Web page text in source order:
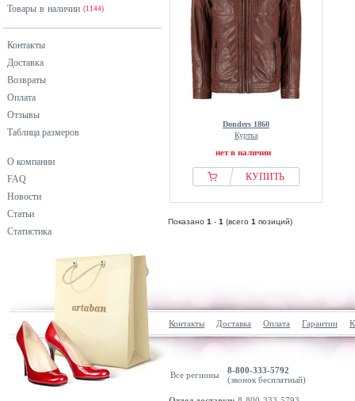
Товары в наличии (1144)
Контакты
Доставка
Возвраты
Оплата
Отзывы
Таблица размеров
О компании
FAQ
Новости
Статьи
Статистика
Donders 1860
Куртка
нет в наличии
КУПИТЬ
Показано 1 - 1 (всего 1 позиций)
Контакты Доставка Оплата Гарантии
Все регионы
8-800-333-5792
(звонок бесплатный)